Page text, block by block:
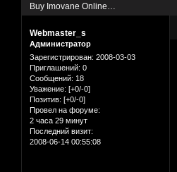
Buy Imovane Online…
Webmaster_s
Администратор
Зарегистрирован: 2008-03-03
Приглашений: 0
Сообщений: 18
Уважение: [+0/-0]
Позитив: [+0/-0]
Провел на форуме:
2 часа 29 минут
Последний визит:
2008-06-14 00:55:08